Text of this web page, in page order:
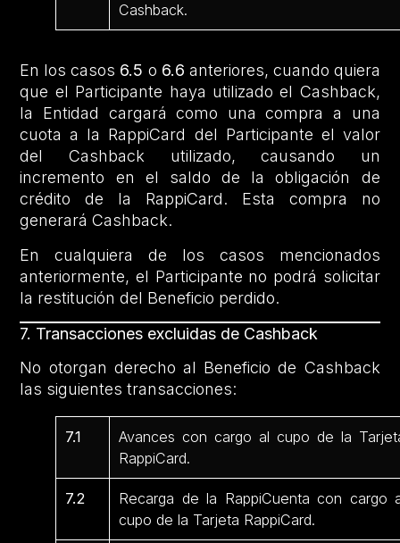
Cashback.
En los casos 6.5 o 6.6 anteriores, cuando quiera
que el Participante haya utilizado el Cashback,
la Entidad cargará como una compra a una
cuota a la RappiCard del Participante el valor
del Cashback utilizado, causando un
incremento en el saldo de la obligación de
crédito de la RappiCard. Esta compra no
generará Cashback.
En cualquiera de los casos mencionados
anteriormente, el Participante no podrá solicitar
la restitución del Beneficio perdido.
7. Transacciones excluidas de Cashback
No otorgan derecho al Beneficio de Cashback
las siguientes transacciones:
7.1
Avances con cargo al cupo de la
RappiCard.
7.2
Recarga de la RappiCuenta con cargo
cupo de la Tarjeta RappiCard.